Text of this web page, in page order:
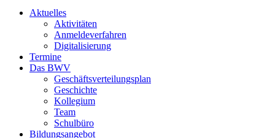
Aktuelles
Aktivitäten
Anmeldeverfahren
Digitalisierung
Termine
Das BWV
Geschäftsverteilungsplan
Geschichte
Kollegium
Team
Schulbüro
Bildungsangebot